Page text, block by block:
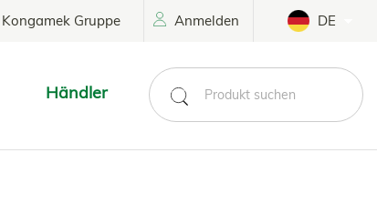
Kongamek Gruppe Anmelden DE
Händler